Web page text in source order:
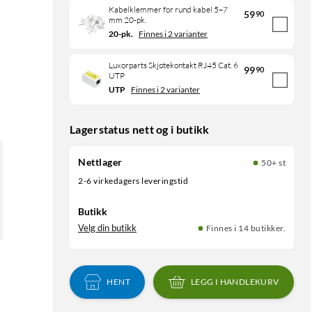
Kabelklemmer for rund kabel 5–7
mm 20-pk.
5990
20-pk. Finnes i 2 varianter
Luxorparts Skjøtekontakt RJ45 Cat. 6
UTP
9990
UTP Finnes i 2 varianter
Lagerstatus nett og i butikk
Nettlager
50+ st
2-6 virkedagers leveringstid
Butikk
Velg din butikk Finnes i 14 butikker.
HENT LEGG I HANDLEKURV